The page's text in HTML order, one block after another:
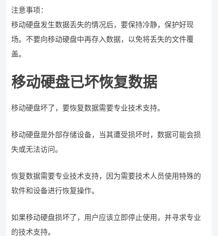
注意事项：
移动硬盘发生数据丢失的情况后，要保持冷静，保护好现
场。不要向移动硬盘中再存入数据，以免将丢失的文件覆
盖。
移动硬盘已坏恢复数据
移动硬盘坏了，要恢复数据需要专业技术支持。
移动硬盘是外部存储设备，当其遭受损坏时，数据可能会损
失或无法访问。
恢复数据需要专业技术支持，因为需要技术人员使用特殊的
软件和设备进行恢复操作。
如果移动硬盘损坏了，用户应该立即停止使用，并寻求专业
的技术支持。